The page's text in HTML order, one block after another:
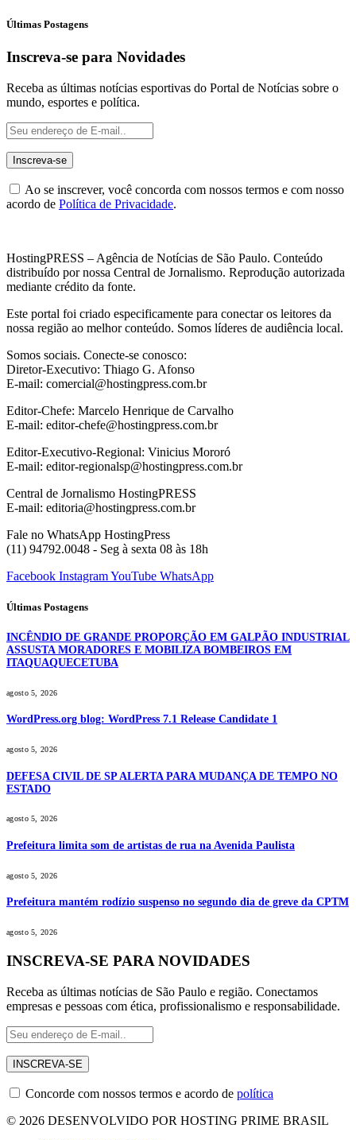
Últimas Postagens
Inscreva-se para Novidades
Receba as últimas notícias esportivas do Portal de Notícias sobre o
mundo, esportes e política.
Ao se inscrever, você concorda com nossos termos e com nosso
acordo de Política de Privacidade.
HostingPRESS – Agência de Notícias de São Paulo. Conteúdo
distribuído por nossa Central de Jornalismo. Reprodução autorizada
mediante crédito da fonte.
Este portal foi criado especificamente para conectar os leitores da
nossa região ao melhor conteúdo. Somos líderes de audiência local.
Somos sociais. Conecte-se conosco:
Diretor-Executivo: Thiago G. Afonso
E-mail: comercial@hostingpress.com.br
Editor-Chefe: Marcelo Henrique de Carvalho
E-mail: editor-chefe@hostingpress.com.br
Editor-Executivo-Regional: Vinicius Mororó
E-mail: editor-regionalsp@hostingpress.com.br
Central de Jornalismo HostingPRESS
E-mail: editoria@hostingpress.com.br
Fale no WhatsApp HostingPress
(11) 94792.0048 - Seg à sexta 08 às 18h
Facebook InstagramYouTube WhatsApp
Últimas Postagens
INCÊNDIO DE GRANDE PROPORÇÃO EM GALPÃO INDUSTRIAL
ASSUSTA MORADORES E MOBILIZA BOMBEIROS EM
ITAQUAQUECETUBA
agosto 5, 2026
WordPress.org blog: WordPress 7.1 Release Candidate 1
agosto 5, 2026
DEFESA CIVIL DE SP ALERTA PARA MUDANÇA DE TEMPO NO
ESTADO
agosto 5, 2026
Prefeitura limita som de artistas de rua na Avenida Paulista
agosto 5, 2026
Prefeitura mantém rodízio suspenso no segundo dia de greve da CPTM
agosto 5, 2026
INSCREVA-SE PARA NOVIDADES
Receba as últimas notícias de São Paulo e região. Conectamos
empresas e pessoas com ética, profissionalismo e responsabilidade.
Concorde com nossos termos e acordo de política
© 2026 DESENVOLVIDO POR HOSTING PRIME BRASIL